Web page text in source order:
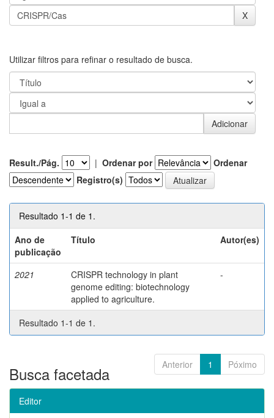
Utilizar filtros para refinar o resultado de busca.
Result./Pág. | Ordenar por
Ordenar
Registro(s)
Resultado 1-1 de 1.
Ano de
publicação
Título Autor(es)
2021
CRISPR technology in plant
genome editing: biotechnology
applied to agriculture.
-
Resultado 1-1 de 1.
Anterior 1 Póximo
Busca facetada
Editor